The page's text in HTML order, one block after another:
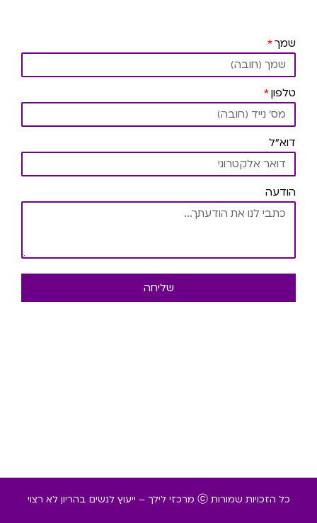
שמך
טלפון
דוא"ל
הודעה
שליחה
כל הזכויות שמורות ⓒ מרכזי לילך – ייעוץ לנשים בהריון לא רצוי